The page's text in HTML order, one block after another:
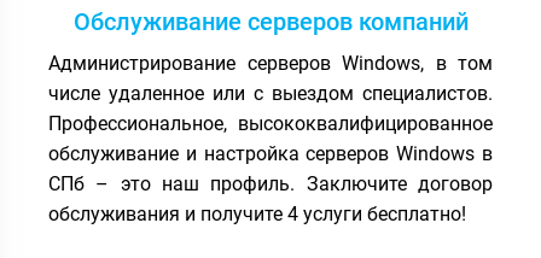
Обслуживание серверов компаний
Администрирование серверов Windows, в том
числе удаленное или с выездом специалистов.
Профессиональное, высококвалифицированное
обслуживание и настройка серверов Windows в
СПб – это наш профиль. Заключите договор
обслуживания и получите 4 услуги бесплатно!